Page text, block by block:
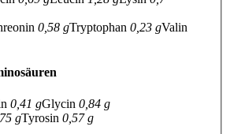
0,58 gTryptophan 0,23 gValin
0,41 gGlycin 0,84 g
gTyrosin 0,57 g